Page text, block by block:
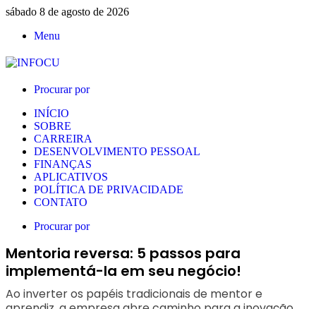
sábado 8 de agosto de 2026
Menu
Procurar por
INÍCIO
SOBRE
CARREIRA
DESENVOLVIMENTO PESSOAL
FINANÇAS
APLICATIVOS
POLÍTICA DE PRIVACIDADE
CONTATO
Procurar por
Mentoria reversa: 5 passos para
implementá-la em seu negócio!
Ao inverter os papéis tradicionais de mentor e